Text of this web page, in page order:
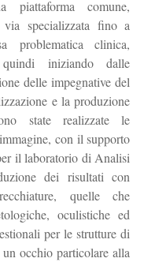
comune,
specializzata fino a
problematica clinica,
iniziando dalle
delle impegnative del
e la produzione
state realizzate le
con il supporto
il laboratorio di Analisi
dei risultati con
quelle che
oculistiche ed
per le strutture di
occhio particolare alla